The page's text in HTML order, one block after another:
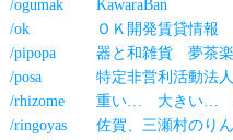
/ogumak
KawaraBan
/ok
ＯＫ開発賃貸情報
/pipopa
器と和雑貨 夢茶楽
/posa
特定非営利活動法
/rhizome
重い… 大きい…
/ringoyas
佐賀、三瀬村のり